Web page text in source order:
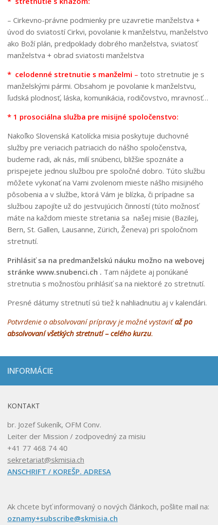
– Cirkevno-právne podmienky pre uzavretie manželstva +
úvod do sviatostí Cirkvi, povolanie k manželstvu, manželstvo
ako Boží plán, predpoklady dobrého manželstva, sviatosť
manželstva + obrad sviatosti manželstva
* celodenné stretnutie s manželmi – toto stretnutie je s
manželskými pármi. Obsahom je povolanie k manželstvu,
ľudská plodnosť, láska, komunikácia, rodičovstvo, mravnosť…
* 1 prosociálna služba pre misijné spoločenstvo:
Nakoľko Slovenská Katolícka misia poskytuje duchovné
služby pre veriacich patriacich do nášho spoločenstva,
budeme radi, ak nás, milí snúbenci, bližšie spoznáte a
prispejete jednou službou pre spoločné dobro. Túto službu
môžete vykonať na Vami zvolenom mieste nášho misijného
pôsobenia a v službe, ktorá Vám je blízka, či prípadne sa
službou zapojíte už do jestvujúcich činností (túto možnosť
máte na každom mieste stretania sa našej misie (Bazilej,
Bern, St. Gallen, Lausanne, Zürich, Ženeva) pri spoločnom
stretnutí.
Prihlásiť sa na predmanželskú náuku možno na webovej
stránke www.snubenci.ch . Tam nájdete aj ponúkané
stretnutia s možnosťou prihlásiť sa na niektoré zo stretnutí.
Presné dátumy stretnutí sú tiež k nahliadnutiu aj v kalendári.
Potvrdenie o absolvovaní prípravy je možné vystaviťaž po
absolvovaní všetkých stretnutí – celého kurzu.
INFORMÁCIE
KONTAKT
br. Jozef Sukeník, OFM Conv.
Leiter der Mission / zodpovedný za misiu
+41 77 468 74 40
sekretariat@skmisia.ch
ANSCHRIFT / KOREŠP. ADRESA
Ak chcete byť informovaný o nových článkoch, pošlite mail na:
oznamy+subscribe@skmisia.ch